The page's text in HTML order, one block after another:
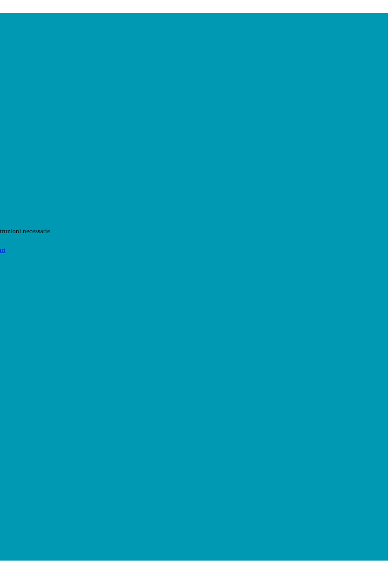
necessarie.